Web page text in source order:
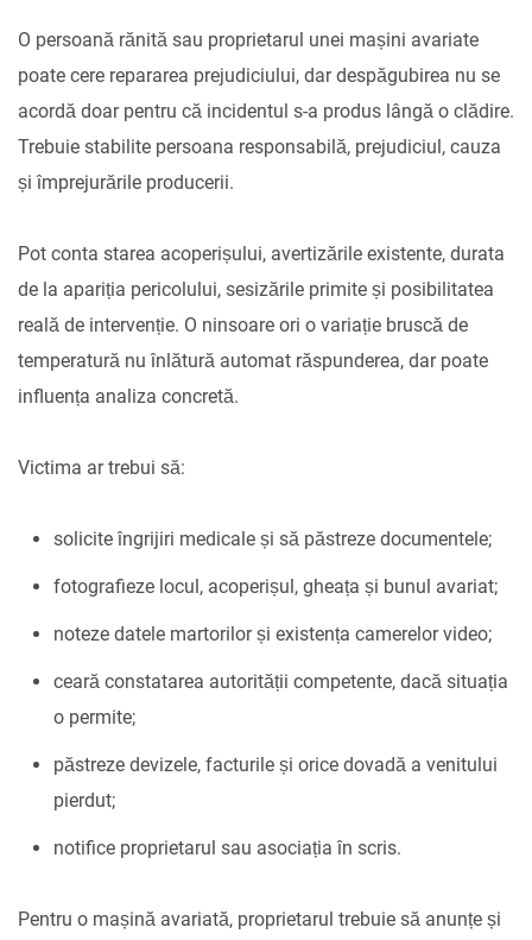
O persoană rănită sau proprietarul unei mașini avariate
poate cere repararea prejudiciului, dar despăgubirea nu se
acordă doar pentru că incidentul s-a produs lângă o clădire.
Trebuie stabilite persoana responsabilă, prejudiciul, cauza
și împrejurările producerii.
Pot conta starea acoperișului, avertizările existente, durata
de la apariția pericolului, sesizările primite și posibilitatea
reală de intervenție. O ninsoare ori o variație bruscă de
temperatură nu înlătură automat răspunderea, dar poate
influența analiza concretă.
Victima ar trebui să:
solicite îngrijiri medicale și să păstreze documentele;
fotografieze locul, acoperișul, gheața și bunul avariat;
noteze datele martorilor și existența camerelor video;
ceară constatarea autorității competente, dacă situația
o permite;
păstreze devizele, facturile și orice dovadă a venitului
pierdut;
notifice proprietarul sau asociația în scris.
Pentru o mașină avariată, proprietarul trebuie să anunțe și